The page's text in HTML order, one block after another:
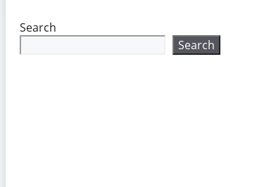
Search
Search